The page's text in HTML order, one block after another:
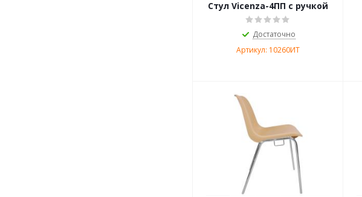
Стул Vicenza-4ПП с ручкой
Достаточно
Артикул: 10260ИТ